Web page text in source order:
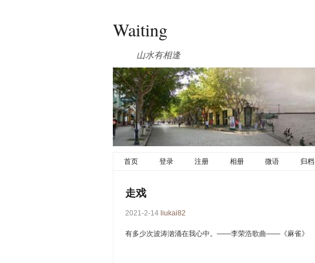
Waiting
山水有相逢
首页 登录 注册 相册 微语 归档
走戏
2021-2-14 liukai82
有多少次波涛汹涌在我心中。——李荣浩歌曲——《麻雀》